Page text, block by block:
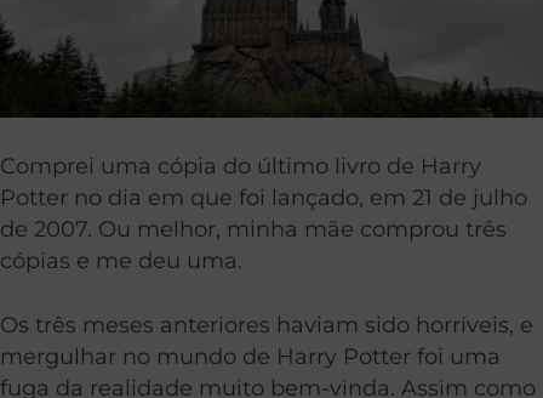
Comprei uma cópia do último livro de Harry
Potter no dia em que foi lançado, em 21 de julho
de 2007. Ou melhor, minha mãe comprou três
cópias e me deu uma.
Os três meses anteriores haviam sido horríveis, e
mergulhar no mundo de Harry Potter foi uma
fuga da realidade muito bem-vinda. Assim como